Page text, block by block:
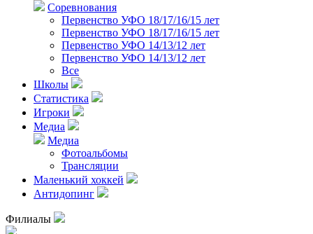
Соревнования
Первенство УФО 18/17/16/15 лет
Первенство УФО 18/17/16/15 лет
Первенство УФО 14/13/12 лет
Первенство УФО 14/13/12 лет
Все
Школы
Статистика
Игроки
Медиа
Медиа
Фотоальбомы
Трансляции
Маленький хоккей
Антидопинг
Филиалы